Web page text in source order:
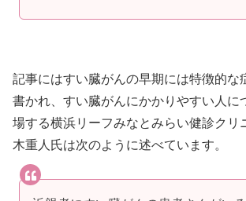
記事にはすい臓がんの早期には特徴的な
書かれ、すい臓がんにかかりやすい人に
場する横浜リーフみなとみらい健診クリ
木重人氏は次のように述べています。